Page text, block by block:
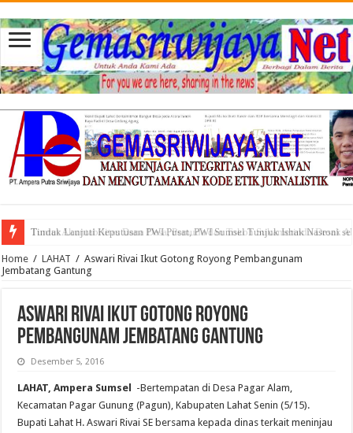
Tuntut Akuntabilitas Dana Desa, Pemuda dan Tokoh Sukamerindu Desak
Home / LAHAT / Aswari Rivai Ikut Gotong Royong Pembangunam
Jembatang Gantung
Aswari Rivai Ikut Gotong Royong
Pembangunam Jembatang Gantung
Desember 5, 2016
LAHAT, Ampera Sumsel
-Bertempatan di Desa Pagar Alam,
Kecamatan Pagar Gunung (Pagun), Kabupaten Lahat Senin (5/15).
Bupati Lahat H. Aswari Rivai SE bersama kepada dinas terkait meninjau